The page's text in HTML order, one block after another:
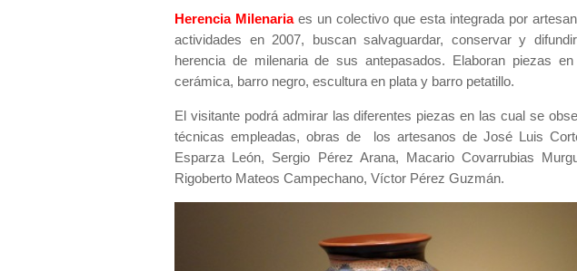
Herencia Milenaria es un colectivo que esta integrada por
actividades en 2007, buscan salvaguardar, conservar y
herencia de milenaria de sus antepasados. Elaboran piezas
cerámica, barro negro, escultura en plata y barro petatillo.
El visitante podrá admirar las diferentes piezas en las cual se
técnicas empleadas, obras de los artesanos de José Luis
Esparza León, Sergio Pérez Arana, Macario Covarrubias
Rigoberto Mateos Campechano, Víctor Pérez Guzmán.